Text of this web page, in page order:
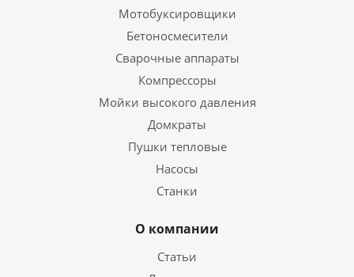
Мотобуксировщики
Бетоносмесители
Сварочные аппараты
Компрессоры
Мойки высокого давления
Домкраты
Пушки тепловые
Насосы
Станки
О компании
Статьи